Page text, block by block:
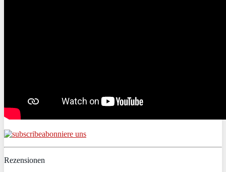
abonniere uns
Rezensionen